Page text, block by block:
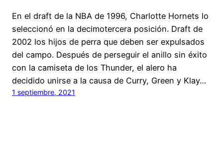
En el draft de la NBA de 1996, Charlotte Hornets lo
seleccionó en la decimotercera posición. Draft de
2002 los hijos de perra que deben ser expulsados
del campo. Después de perseguir el anillo sin éxito
con la camiseta de los Thunder, el alero ha
decidido unirse a la causa de Curry, Green y Klay…
1 septiembre, 2021